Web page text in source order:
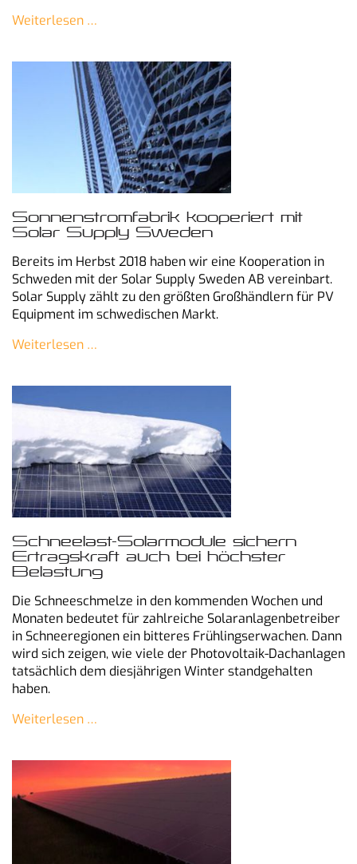
Weiterlesen …
Sonnenstromfabrik kooperiert mit
Solar Supply Sweden
Bereits im Herbst 2018 haben wir eine Kooperation in
Schweden mit der Solar Supply Sweden AB vereinbart.
Solar Supply zählt zu den größten Großhändlern für PV
Equipment im schwedischen Markt.
Weiterlesen …
Schneelast-Solarmodule sichern
Ertragskraft auch bei höchster
Belastung
Die Schneeschmelze in den kommenden Wochen und
Monaten bedeutet für zahlreiche Solaranlagenbetreiber
in Schneeregionen ein bitteres Frühlingserwachen. Dann
wird sich zeigen, wie viele der Photovoltaik-Dachanlagen
tatsächlich dem diesjährigen Winter standgehalten
haben.
Weiterlesen …